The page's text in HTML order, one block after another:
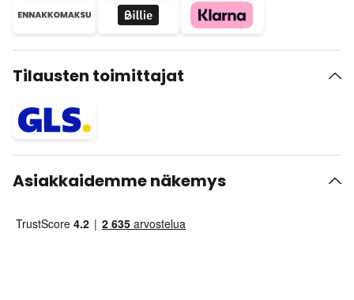
Tilausten toimittajat
Asiakkaidemme näkemys